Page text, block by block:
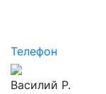
Телефон
Василий Р.